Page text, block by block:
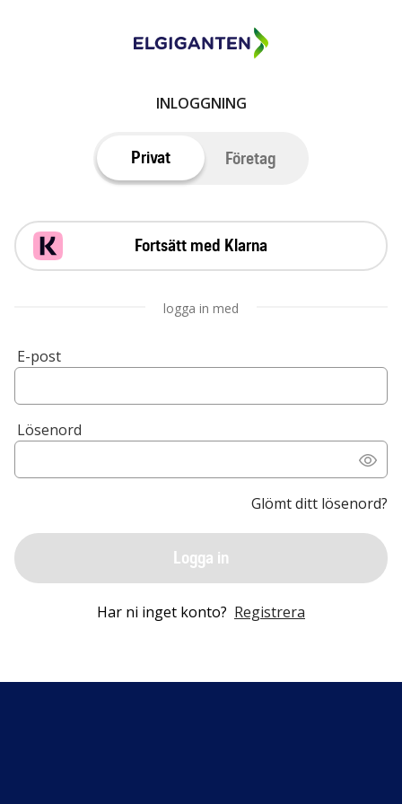
INLOGGNING
Privat Företag
Fortsätt med Klarna
logga in med
E-post
Lösenord
Glömt ditt lösenord?
Logga in
Har ni inget konto? Registrera